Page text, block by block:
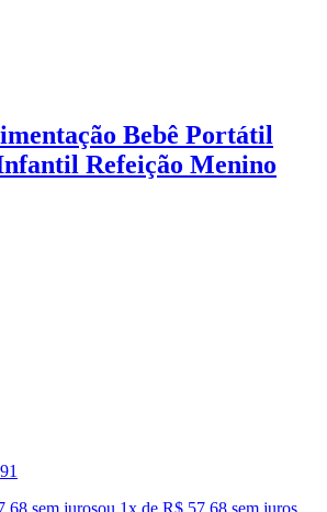
Bebê Portátil
Refeição Menino
91
sem jurosou 1x de R$ 57,68 sem juros